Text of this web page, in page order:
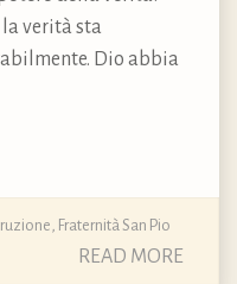
la verità sta
Dio abbia
Fraternità San Pio
READ MORE